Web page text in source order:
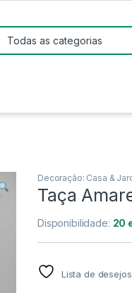
Decoração: Casa &
Taça
Disponibilidade: 20
Lista de desejos